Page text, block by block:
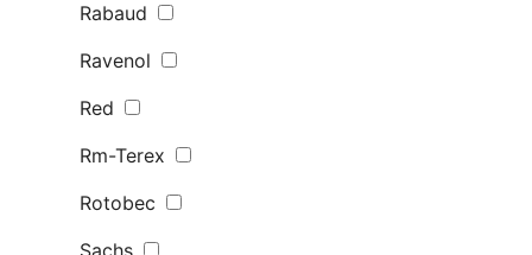
Rabaud
Ravenol
Red
Rm-Terex
Rotobec